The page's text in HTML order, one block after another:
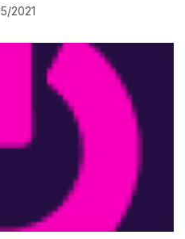
2021